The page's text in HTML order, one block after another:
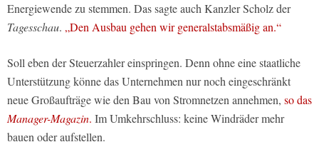
Energiewende zu stemmen. Das sagte auch Kanzler Scholz der
Tagesschau. „Den Ausbau gehen wir generalstabsmäßig an.“
Soll eben der Steuerzahler einspringen. Denn ohne eine staatliche
Unterstützung könne das Unternehmen nur noch eingeschränkt
neue Großaufträge wie den Bau von Stromnetzen annehmen, so das
Manager-Magazin. Im Umkehrschluss: keine Windräder mehr
bauen oder aufstellen.